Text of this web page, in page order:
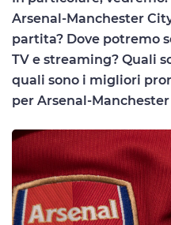
Arsenal-Manchester
partita? Dove potremo
TV e streaming? Quali
quali sono i migliori
per Arsenal-